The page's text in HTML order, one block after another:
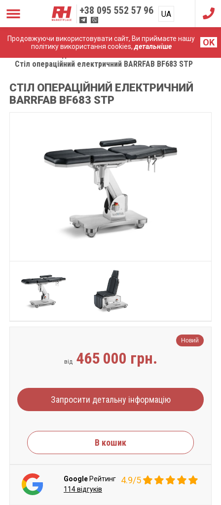
Продовжуючи використовувати сайт, Ви приймаєте нашу
політику використання cookies,детальніше OK
+38 095 552 57 96 UA
RU
Стіл операційний електричний BARRFAB BF683 STP
СТІЛ ОПЕРАЦІЙНИЙ ЕЛЕКТРИЧНИЙ
BARRFAB BF683 STP
Новий
від 465 000 грн.
Запросити детальну інформацію
В кошик
Google Рейтинг 4.9/5
114 відгуків